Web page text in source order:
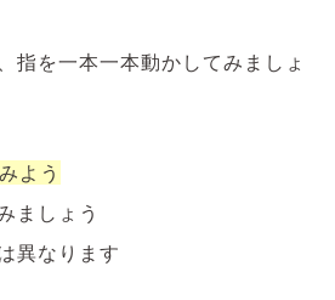
指を一本一本動かしてみましょ
よう
ましょう
異なります